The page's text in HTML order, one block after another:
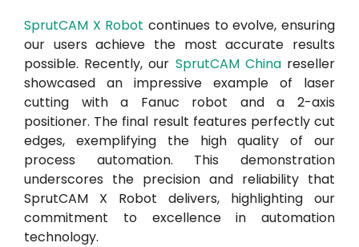
SprutCAM X Robot continues to evolve, ensuring
our users achieve the most accurate results
possible. Recently, our SprutCAM Chinareseller
showcased an impressive example of laser
cutting with a Fanuc robot and a 2-axis
positioner. The final result features perfectly cut
edges, exemplifying the high quality of our
process automation. This demonstration
underscores the precision and reliability that
SprutCAM X Robot delivers, highlighting our
commitment to excellence in automation
technology.